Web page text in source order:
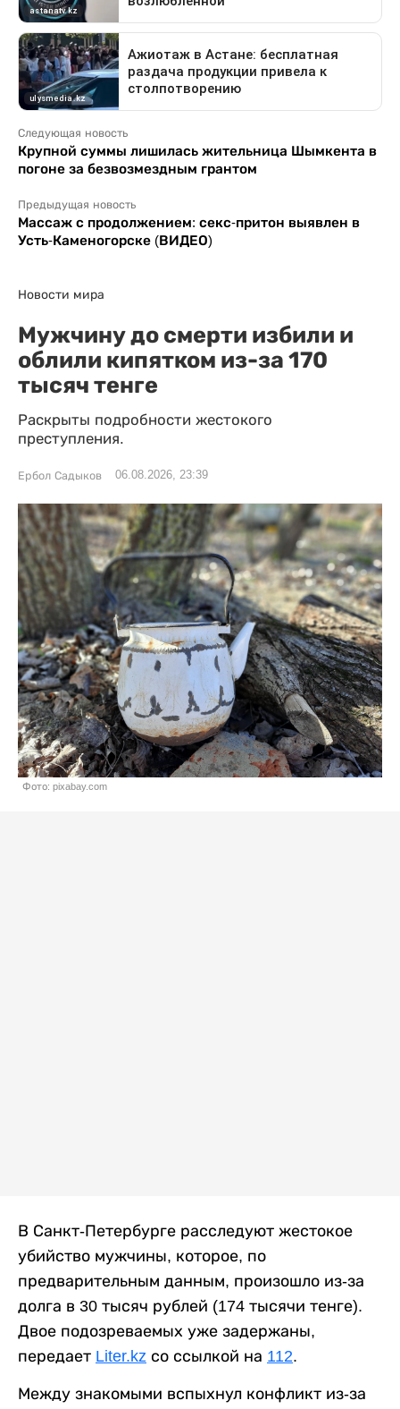
Следующая новость
Крупной суммы лишилась жительница Шымкента в
погоне за безвозмездным грантом
Предыдущая новость
Массаж с продолжением: секс-притон выявлен в
Усть-Каменогорске (ВИДЕО)
Новости мира
Мужчину до смерти избили и
облили кипятком из-за 170
тысяч тенге
Раскрыты подробности жестокого
преступления.
Ербол Садыков 06.08.2026, 23:39
Фото: pixabay.com
В Санкт-Петербурге расследуют жестокое
убийство мужчины, которое, по
предварительным данным, произошло из-за
долга в 30 тысяч рублей (174 тысячи тенге).
Двое подозреваемых уже задержаны,
передает Liter.kz со ссылкой на 112.
Между знакомыми вспыхнул конфликт из-за